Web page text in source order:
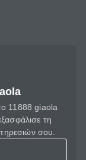
11888 giaola
τη
σου.